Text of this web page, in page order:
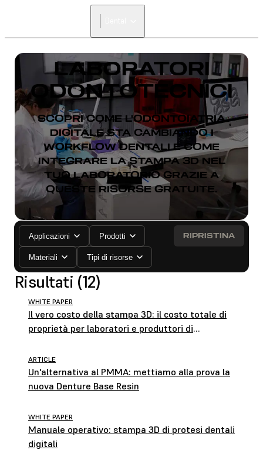
LABORATORI
ODONTOTECNICI
SCOPRI COME L'ODONTOIATRIA
DIGITALE STA CAMBIANDO I
WORKFLOW DENTALI E COME
INTEGRARE LA STAMPA 3D NEL
TUO LABORATORIO GRAZIE A
QUESTE RISORSE GRATUITE.
Applicazioni Prodotti
Materiali Tipi di risorse
RIPRISTINA
Risultati (12)
WHITE PAPER
Il vero costo della stampa 3D: il costo totale di
proprietà per laboratori e produttori di
ARTICLE
Un'alternativa al PMMA: mettiamo alla prova la
nuova Denture Base Resin
WHITE PAPER
Manuale operativo: stampa 3D di protesi dentali
digitali